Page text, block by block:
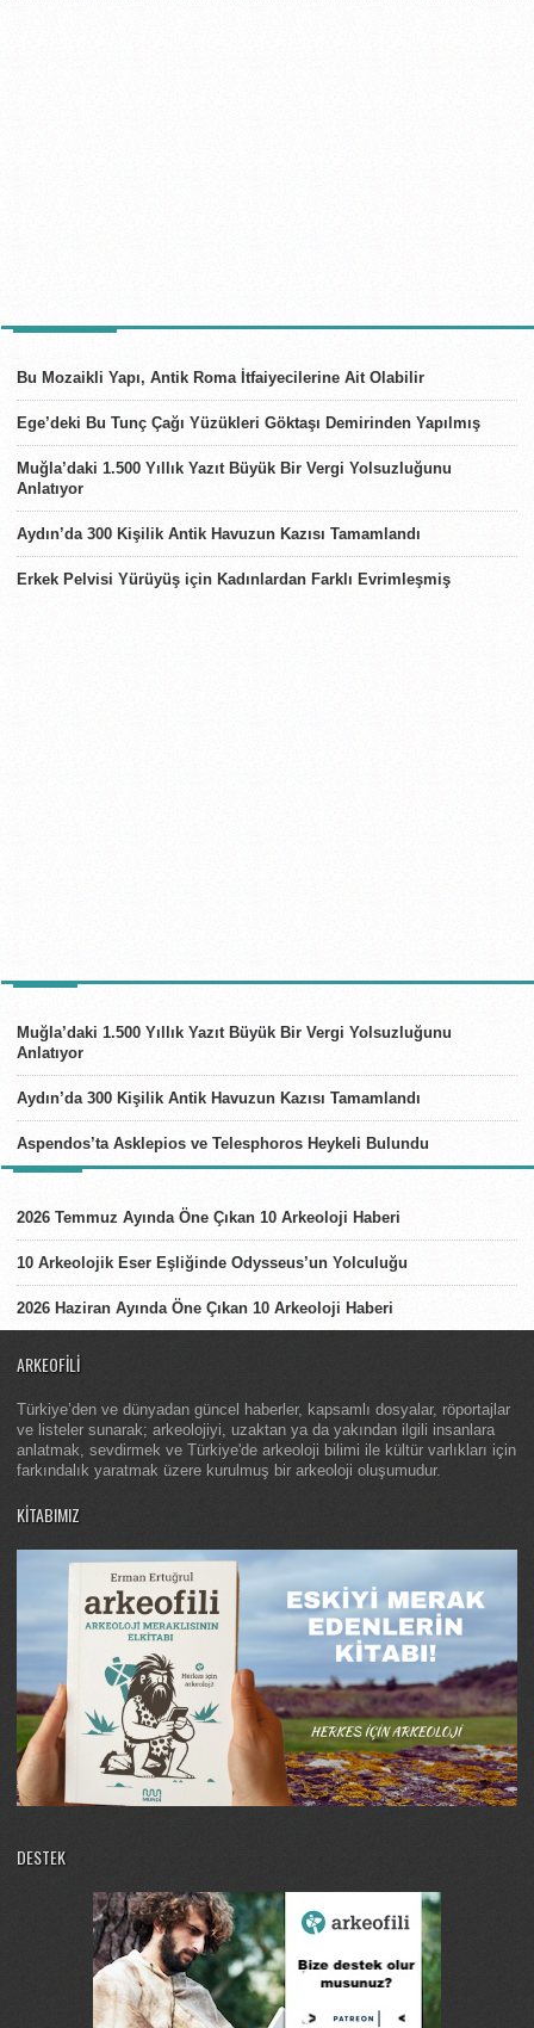
Bu Mozaikli Yapı, Antik Roma İtfaiyecilerine Ait Olabilir
Ege’deki Bu Tunç Çağı Yüzükleri Göktaşı Demirinden Yapılmış
Muğla’daki 1.500 Yıllık Yazıt Büyük Bir Vergi Yolsuzluğunu
Anlatıyor
Aydın’da 300 Kişilik Antik Havuzun Kazısı Tamamlandı
Erkek Pelvisi Yürüyüş için Kadınlardan Farklı Evrimleşmiş
Muğla’daki 1.500 Yıllık Yazıt Büyük Bir Vergi Yolsuzluğunu
Anlatıyor
Aydın’da 300 Kişilik Antik Havuzun Kazısı Tamamlandı
Aspendos’ta Asklepios ve Telesphoros Heykeli Bulundu
2026 Temmuz Ayında Öne Çıkan 10 Arkeoloji Haberi
10 Arkeolojik Eser Eşliğinde Odysseus’un Yolculuğu
2026 Haziran Ayında Öne Çıkan 10 Arkeoloji Haberi
ARKEOFILI
Türkiye’den ve dünyadan güncel haberler, kapsamlı dosyalar, röportajlar
ve listeler sunarak; arkeolojiyi, uzaktan ya da yakından ilgili insanlara
anlatmak, sevdirmek ve Türkiye'de arkeoloji bilimi ile kültür varlıkları için
farkındalık yaratmak üzere kurulmuş bir arkeoloji oluşumudur.
KITABIMIZ
DESTEK